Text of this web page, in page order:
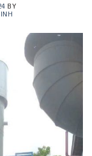
BY